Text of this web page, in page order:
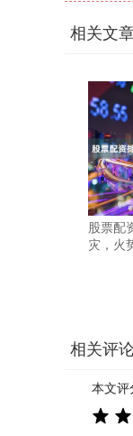
相关文
股票配
灾，火
相关评论
本文评